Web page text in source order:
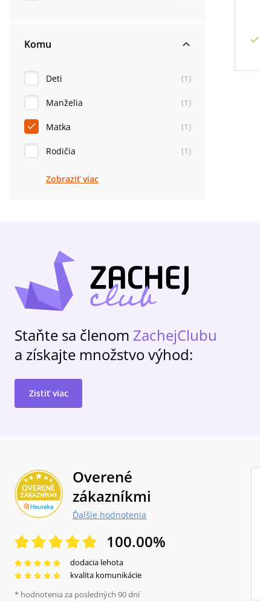
Komu
Deti (1 )
Manželia (1 )
Matka (1 )
Rodičia (1 )
Zobraziť viac
Staňte sa členom ZachejClubu
a získajte množstvo výhod:
Zistiť viac
Overené
zákazníkmi
Ďalšie hodnotenia
100.00%
dodacia lehota
kvalita komunikácie
* hodnotenia za posledných 90 dní